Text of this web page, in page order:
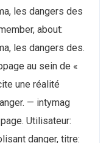
les dangers des
about:
les dangers des.
au sein de «
une réalité
— intymag
Utilisateur:
danger, titre: